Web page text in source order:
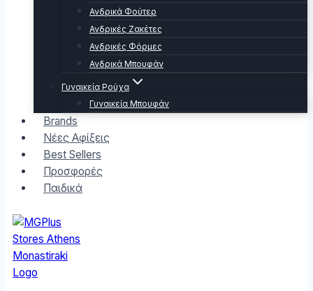
Ανδρικά Φούτερ
Ανδρικές Ζακέτες
Ανδρικές Φόρμες
Ανδρικά Μπουφάν
Γυναικεία Ρούχα
Γυναικεία Μπουφάν
Brands
Νέες Αφίξεις
Best Sellers
Προσφορές
Παιδικά